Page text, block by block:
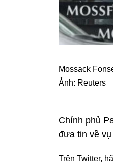
Mossack
Ảnh: Reuters
Chính phủ
đưa tin về
Trên Twitter,